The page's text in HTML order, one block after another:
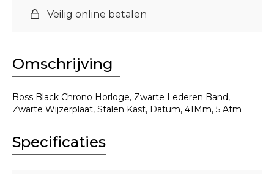
Veilig online betalen
Omschrijving
Boss Black Chrono Horloge, Zwarte Lederen Band,
Zwarte Wijzerplaat, Stalen Kast, Datum, 41Mm, 5 Atm
Specificaties